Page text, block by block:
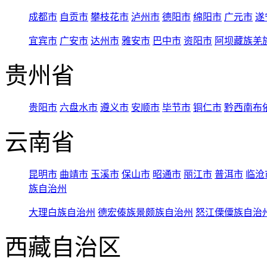
成都市 自贡市 攀枝花市 泸州市 德阳市 绵阳市 广元市 遂
宜宾市 广安市 达州市 雅安市 巴中市 资阳市 阿坝藏族羌
贵州省
贵阳市 六盘水市 遵义市 安顺市 毕节市 铜仁市 黔西南布
云南省
昆明市 曲靖市 玉溪市 保山市 昭通市 丽江市 普洱市 临
族自治州
大理白族自治州 德宏傣族景颇族自治州 怒江傈僳族自治
西藏自治区